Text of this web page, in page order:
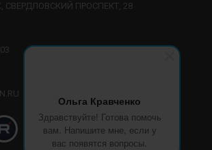
Ольга Кравченко
Здравствуйте! Готова помочь
вам. Напишите мне, если у
вас появятся вопросы.
СВЕРДЛОВСКИЙ ПРОСПЕКТ, 28